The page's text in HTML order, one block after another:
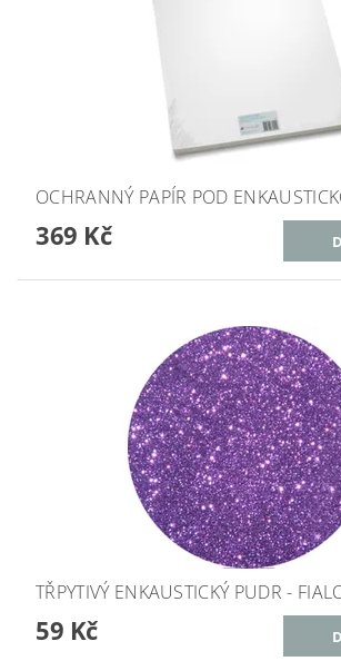
OCHRANNÝ PAPÍR POD
369 Kč
TŘPYTIVÝ ENKAUSTICKÝ PUDR -
59 Kč